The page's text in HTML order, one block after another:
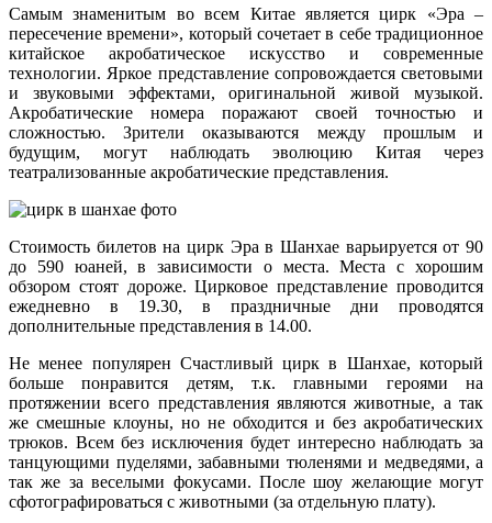
Самым знаменитым во всем Китае является цирк «Эра –
пересечение времени», который сочетает в себе традиционное
китайское акробатическое искусство и современные
технологии. Яркое представление сопровождается световыми
и звуковыми эффектами, оригинальной живой музыкой.
Акробатические номера поражают своей точностью и
сложностью. Зрители оказываются между прошлым и
будущим, могут наблюдать эволюцию Китая через
театрализованные акробатические представления.
Стоимость билетов на цирк Эра в Шанхае варьируется от 90
до 590 юаней, в зависимости о места. Места с хорошим
обзором стоят дороже. Цирковое представление проводится
ежедневно в 19.30, в праздничные дни проводятся
дополнительные представления в 14.00.
Не менее популярен Счастливый цирк в Шанхае, который
больше понравится детям, т.к. главными героями на
протяжении всего представления являются животные, а так
же смешные клоуны, но не обходится и без акробатических
трюков. Всем без исключения будет интересно наблюдать за
танцующими пуделями, забавными тюленями и медведями, а
так же за веселыми фокусами. После шоу желающие могут
сфотографироваться с животными (за отдельную плату).